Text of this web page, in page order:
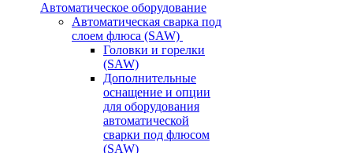
Автоматическое оборудование
Автоматическая сварка под
слоем флюса (SAW)
Головки и горелки
(SAW)
Дополнительные
оснащение и опции
для оборудования
автоматической
сварки под флюсом
(SAW)